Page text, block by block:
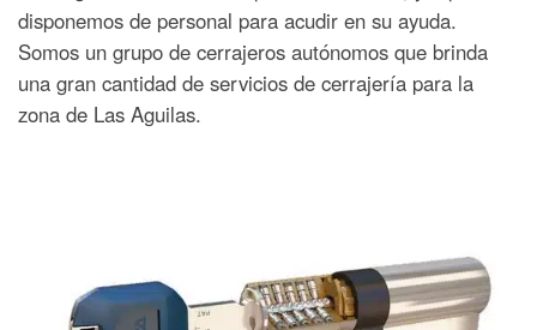
disponemos de personal para acudir en su ayuda.
Somos un grupo de cerrajeros autónomos que brinda
una gran cantidad de servicios de cerrajería para la
zona de Las Aguilas.